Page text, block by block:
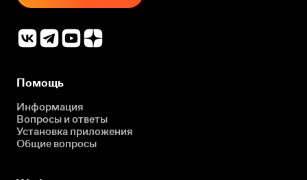
Помощь
Информация
Вопросы и ответы
Установка приложения
Общие вопросы